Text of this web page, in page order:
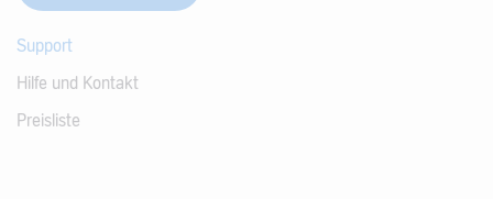
Support
Hilfe und Kontakt
Preisliste